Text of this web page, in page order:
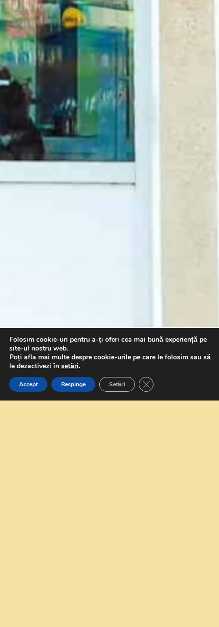
Folosim cookie-uri pentru a-ți oferi cea mai bună experiență pe
site-ul nostru web.
Poți afla mai multe despre cookie-urile pe care le folosim sau să
le dezactivezi în setări.
Accept Respinge Setări Close GDPR Cookie